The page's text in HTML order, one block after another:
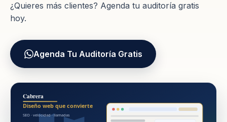
¿Quieres más clientes? Agenda tu auditoría gratis
hoy.
Agenda Tu Auditoría Gratis